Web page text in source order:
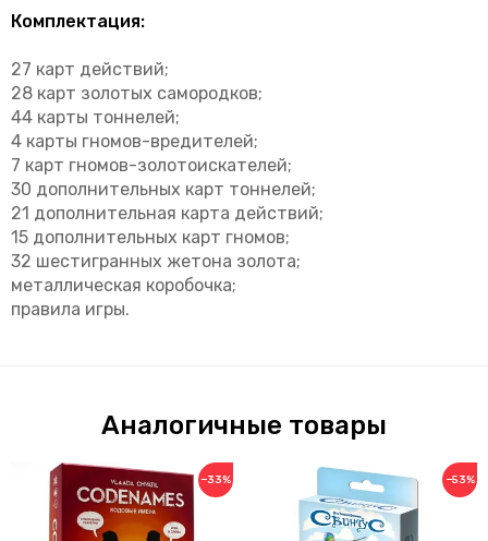
Комплектация:
27 карт действий;
28 карт золотых самородков;
44 карты тоннелей;
4 карты гномов-вредителей;
7 карт гномов-золотоискателей;
30 дополнительных карт тоннелей;
21 дополнительная карта действий;
15 дополнительных карт гномов;
32 шестигранных жетона золота;
металлическая коробочка;
правила игры.
Аналогичные товары
−33% −53%